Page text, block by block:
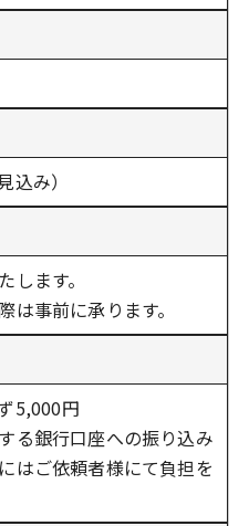
込み）
します。
事前に承ります。
5,000円
る銀行口座への振り込み
はご依頼者様にて負担を